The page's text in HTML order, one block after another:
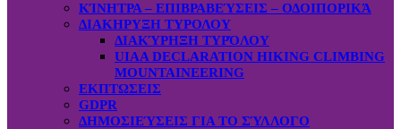
ΚΊΝΗΤΡΑ – ΕΠΙΒΡΑΒΕΎΣΕΙΣ – ΟΔΟΙΠΟΡΙΚΆ
ΔΙΑΚΗΡΥΞΗ ΤΥΡΟΛΟΥ
ΔΙΑΚΎΡΗΞΗ ΤΥΡΌΛΟΥ
UIAA DECLARATION HIKING CLIMBING
MOUNTAINEERING
ΕΚΠΤΩΣΕΙΣ
GDPR
ΔΗΜΟΣΙΕΎΣΕΙΣ ΓΙΑ ΤΟ ΣΎΛΛΟΓΟ